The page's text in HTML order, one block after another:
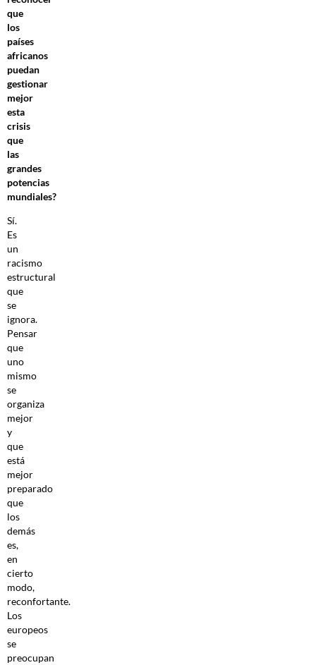
que
los
países
africanos
puedan
gestionar
mejor
esta
crisis
que
las
grandes
potencias
mundiales?
Sí.
Es
un
racismo
estructural
que
se
ignora.
Pensar
que
uno
mismo
se
organiza
mejor
y
que
está
mejor
preparado
que
los
demás
es,
en
cierto
modo,
reconfortante.
Los
europeos
se
preocupan